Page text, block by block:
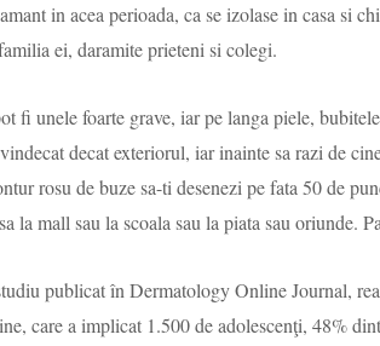
in acea perioada, ca se izolase in casa si
ei, daramite prieteni si colegi.
fi unele foarte grave, iar pe langa piele,
decat exteriorul, iar inainte sa razi de
rosu de buze sa-ti desenezi pe fata 50 de
la mall sau la scoala sau la piata sau oriunde.
publicat în Dermatology Online Journal,
care a implicat 1.500 de adolescenţi, 48%